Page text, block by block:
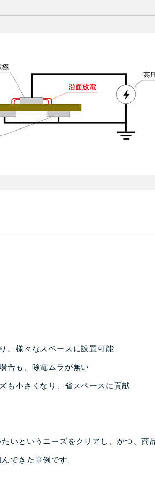
、様々なスペースに設置可能
合も、除電ムラが無い
も小さくなり、省スペースに貢献
いというニーズをクリアし、かつ、商
できた事例です。